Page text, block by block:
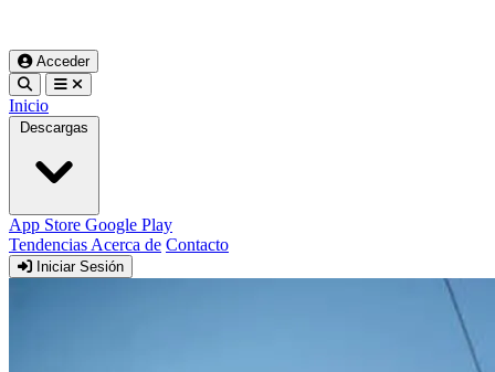
Acceder
Inicio
Descargas
App Store Google Play
Tendencias Acerca de Contacto
Iniciar Sesión